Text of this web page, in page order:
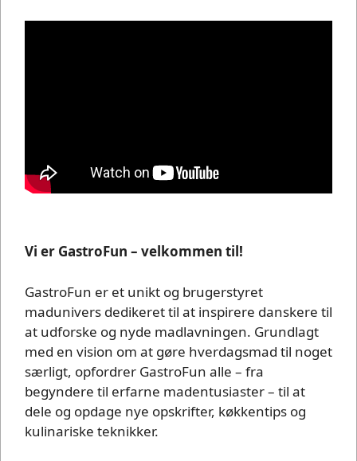
Vi er GastroFun – velkommen til!
GastroFun er et unikt og brugerstyret
madunivers dedikeret til at inspirere danskere til
at udforske og nyde madlavningen. Grundlagt
med en vision om at gøre hverdagsmad til noget
særligt, opfordrer GastroFun alle – fra
begyndere til erfarne madentusiaster – til at
dele og opdage nye opskrifter, køkkentips og
kulinariske teknikker.